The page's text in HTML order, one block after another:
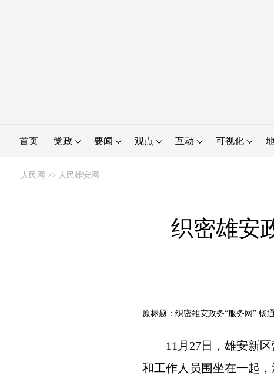
首页 党政 要闻 观点 互动 可视化
人民网 >> 人民雄安网
织密雄安
原标题：织密雄安政务“服务网” 畅
11月27日，雄安新区
和工作人员围坐在一起